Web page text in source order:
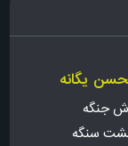
یگانه
جنگه
مشت سنگه